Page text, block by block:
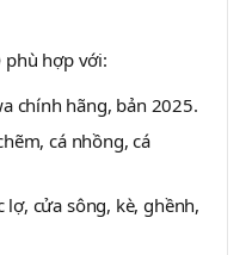
phù hợp với:
chính hãng, bản 2025.
cá nhồng, cá
lợ, cửa sông, kè, ghềnh,